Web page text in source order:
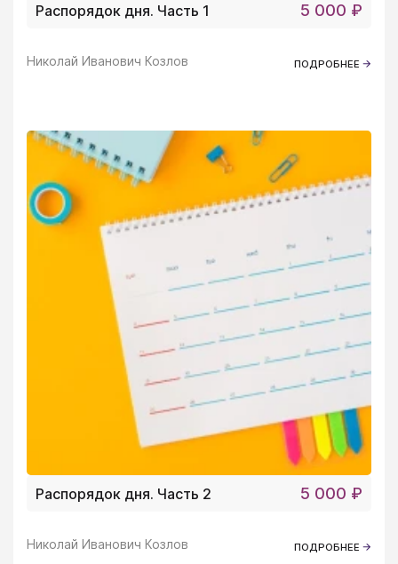
Распорядок дня. Часть 1 5 000 ₽
Николай Иванович Козлов ПОДРОБНЕЕ
Распорядок дня. Часть 2 5 000 ₽
Николай Иванович Козлов ПОДРОБНЕЕ